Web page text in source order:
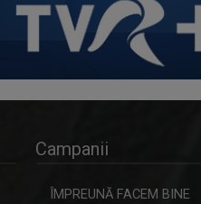
Campanii
ÎMPREUNĂ FACEM BINE